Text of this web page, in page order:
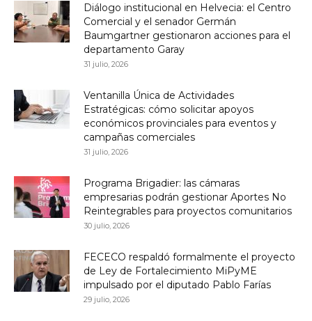
Diálogo institucional en Helvecia: el Centro
Comercial y el senador Germán
Baumgartner gestionaron acciones para el
departamento Garay
31 julio, 2026
Ventanilla Única de Actividades
Estratégicas: cómo solicitar apoyos
económicos provinciales para eventos y
campañas comerciales
31 julio, 2026
Programa Brigadier: las cámaras
empresarias podrán gestionar Aportes No
Reintegrables para proyectos comunitarios
30 julio, 2026
FECECO respaldó formalmente el proyecto
de Ley de Fortalecimiento MiPyME
impulsado por el diputado Pablo Farías
29 julio, 2026